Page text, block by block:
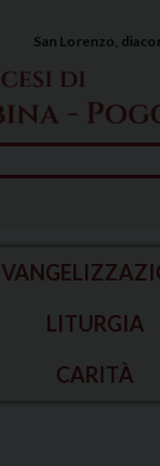
San Lorenzo,
LITURGIA
CARITÀ